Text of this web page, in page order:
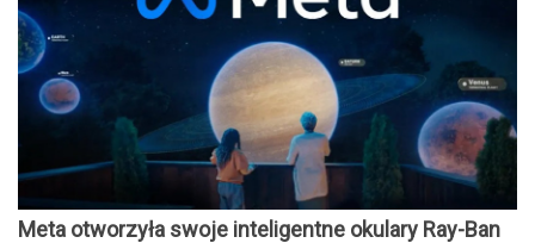
Meta otworzyła swoje inteligentne okulary Ray-Ban